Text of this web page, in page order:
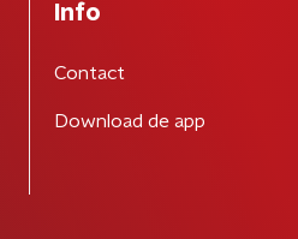
Info
Contact
Download de app